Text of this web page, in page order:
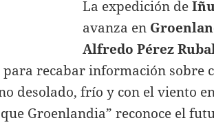
La expedición de
avanza en
Alfredo Pérez
para recabar información sobre
desolado, frío y con el viento
Groenlandia” reconoce el